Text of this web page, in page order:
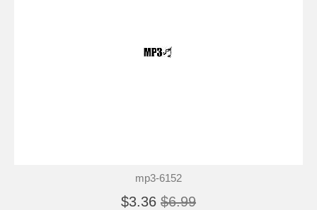
mp3-6152
$3.36 $6.99